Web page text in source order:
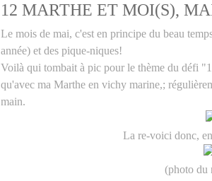
12 MARTHE ET MOI(S),
Le mois de mai, c'est en principe du beau
année) et des pique-niques!
Voilà qui tombait à pic pour le thème du défi
qu'avec ma Marthe en vichy marine,;
main.
La re-voici donc,
(photo du